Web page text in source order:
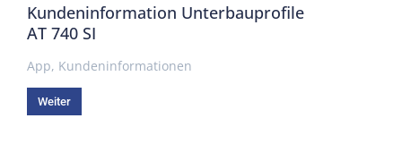
Kundeninformation Unterbauprofile
AT 740 SI
App, Kundeninformationen
Weiter